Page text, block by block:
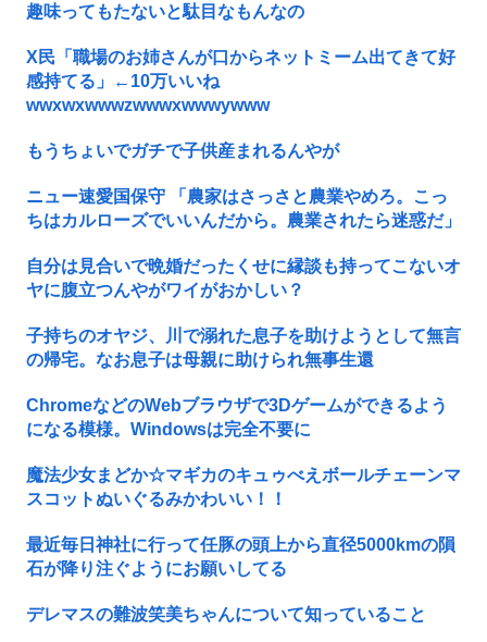
趣味ってもたないと駄目なもんなの
X民「職場のお姉さんが口からネットミーム出てきて好
感持てる」←10万いいね
wwxwxwwwzwwwxwwwywww
もうちょいでガチで子供産まれるんやが
ニュー速愛国保守 「農家はさっさと農業やめろ。こっ
ちはカルローズでいいんだから。農業されたら迷惑だ」
自分は見合いで晩婚だったくせに縁談も持ってこないオ
ヤに腹立つんやがワイがおかしい？
子持ちのオヤジ、川で溺れた息子を助けようとして無言
の帰宅。なお息子は母親に助けられ無事生還
ChromeなどのWebブラウザで3Dゲームができるよう
になる模様。Windowsは完全不要に
魔法少女まどか☆マギカのキュゥべえボールチェーンマ
スコットぬいぐるみかわいい！！
最近毎日神社に行って任豚の頭上から直径5000kmの隕
石が降り注ぐようにお願いしてる
デレマスの難波笑美ちゃんについて知っていること